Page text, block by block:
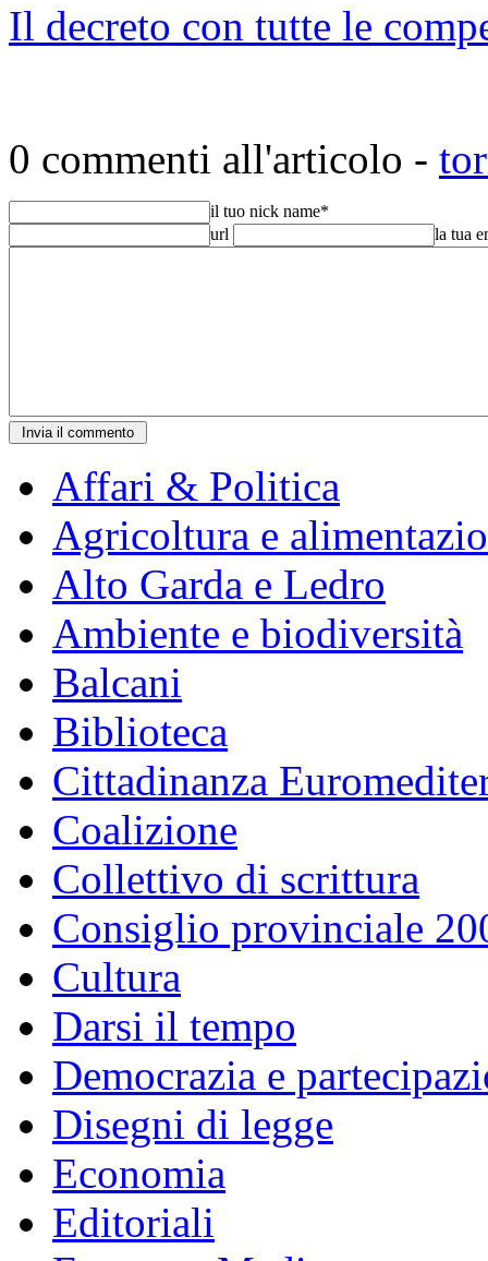
Il decreto con tutte le
0 commenti all'articolo -
il tuo nick name*
url
la tua
Affari & Politica
Agricoltura e
Alto Garda e Ledro
Ambiente e biodiversità
Balcani
Biblioteca
Cittadinanza
Coalizione
Collettivo di scrittura
Consiglio provinciale
Cultura
Darsi il tempo
Democrazia e
Disegni di legge
Economia
Editoriali